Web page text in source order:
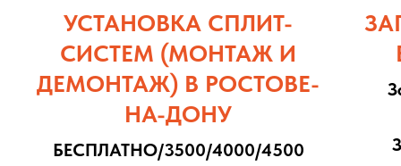
УСТАНОВКА СПЛИТ-
СИСТЕМ (МОНТАЖ И
ДЕМОНТАЖ) В РОСТОВЕ-
НА-ДОНУ
БЕСПЛАТНО/3500/4000/4500